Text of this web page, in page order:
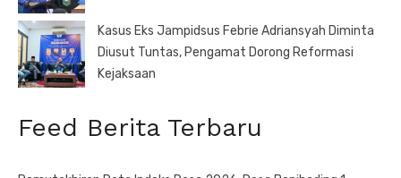
Kasus Eks Jampidsus Febrie Adriansyah Diminta
Diusut Tuntas, Pengamat Dorong Reformasi
Kejaksaan
Feed Berita Terbaru